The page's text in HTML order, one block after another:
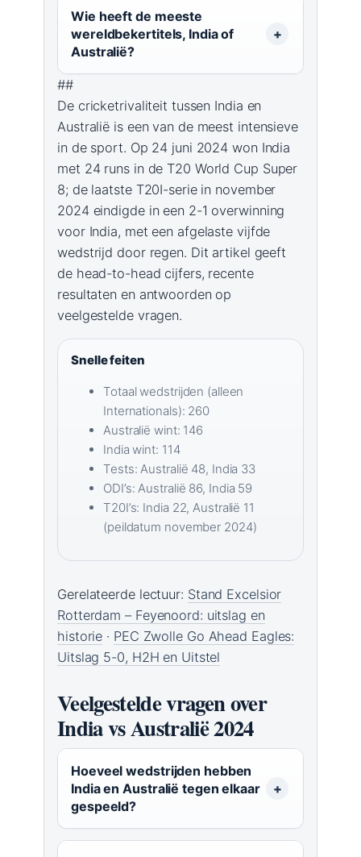
Wie heeft de meeste
wereldbekertitels, India of
Australië?
##
De cricketrivaliteit tussen India en
Australië is een van de meest intensieve
in de sport. Op 24 juni 2024 won India
met 24 runs in de T20 World Cup Super
8; de laatste T20I-serie in november
2024 eindigde in een 2-1 overwinning
voor India, met een afgelaste vijfde
wedstrijd door regen. Dit artikel geeft
de head-to-head cijfers, recente
resultaten en antwoorden op
veelgestelde vragen.
Snelle feiten
Totaal wedstrijden (alleen
Internationals): 260
Australië wint: 146
India wint: 114
Tests: Australië 48, India 33
ODI’s: Australië 86, India 59
T20I’s: India 22, Australië 11
(peildatum november 2024)
Gerelateerde lectuur: Stand Excelsior
Rotterdam – Feyenoord: uitslag en
historie · PEC Zwolle Go Ahead Eagles:
Uitslag 5-0, H2H en Uitstel
Veelgestelde vragen over
India vs Australië 2024
Hoeveel wedstrijden hebben
India en Australië tegen elkaar
gespeeld?